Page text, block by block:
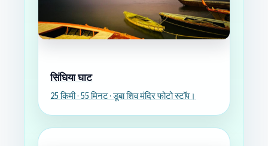
सिंधिया घाट
25 किमी · 55 मिनट · डूबा शिव मंदिर फोटो स्टॉप।